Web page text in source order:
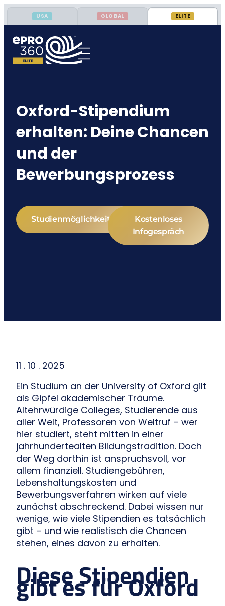
USA GLOBAL ELITE
Oxford-Stipendium
erhalten: Deine Chancen
und der
Bewerbungsprozess
Studienmöglichkeiten
Kostenloses
Infogespräch
11 . 10 . 2025
Ein Studium an der University of Oxford gilt
als Gipfel akademischer Träume.
Altehrwürdige Colleges, Studierende aus
aller Welt, Professoren von Weltruf – wer
hier studiert, steht mitten in einer
jahrhundertealten Bildungstradition. Doch
der Weg dorthin ist anspruchsvoll, vor
allem finanziell. Studiengebühren,
Lebenshaltungskosten und
Bewerbungsverfahren wirken auf viele
zunächst abschreckend. Dabei wissen nur
wenige, wie viele Stipendien es tatsächlich
gibt – und wie realistisch die Chancen
stehen, eines davon zu erhalten.
Diese Stipendien
gibt es für Oxford